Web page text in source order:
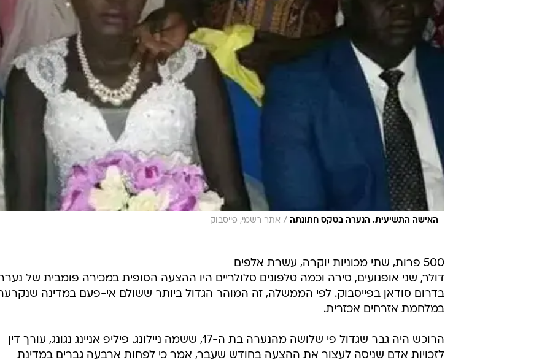
האישה התשיעית. הנערה בטקס חתונתה / אתר רשמי, פייסבוק
500 פרות, שתי מכוניות יוקרה, עשרת אלפים
דולר, שני אופנועים, סירה וכמה טלפונים סלולריים היו ההצעה הסופית במכירה פומבית של
בדרום סודאן בפייסבוק. לפי הממשלה, זה המוהר הגדול ביותר ששולם אי-פעם במדינה
במלחמת אזרחים אכזרית.
הרוכש היה גבר שגדול פי שלושה מהנערה בת ה-17, ששמה ניילונג. פיליפ אניינג נגונג, עורך דין
לזכויות אדם שניסה לעצור את ההצעה בחודש שעבר, אמר כי לפחות ארבעה גברים במדינת